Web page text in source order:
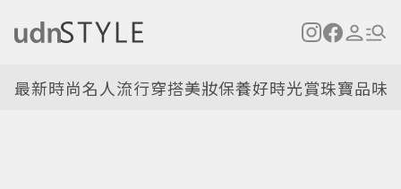
最新時尚名人流行穿搭美妝保養好時光賞珠寶品味